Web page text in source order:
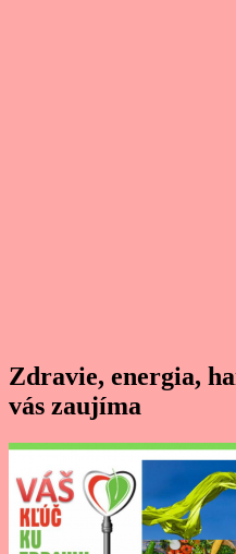
Zdravie, energia,
vás zaujíma